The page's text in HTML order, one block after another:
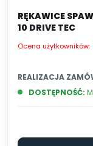
RĘKAWICE
10 DRIVE TEC
Ocena użytkowników:
DOSTĘPNOŚĆ:
REALIZACJA